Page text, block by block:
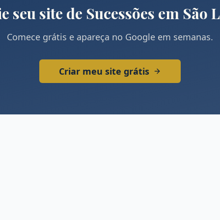
seu site de Sucessões em São
Comece grátis e apareça no Google em semanas.
Criar meu site grátis